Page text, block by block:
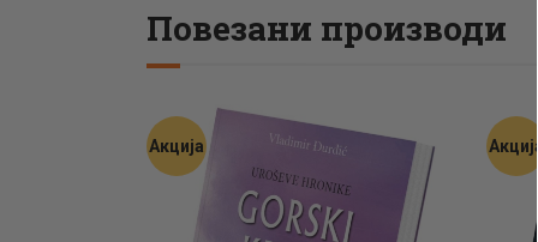
Повезани производи
Акција Акција